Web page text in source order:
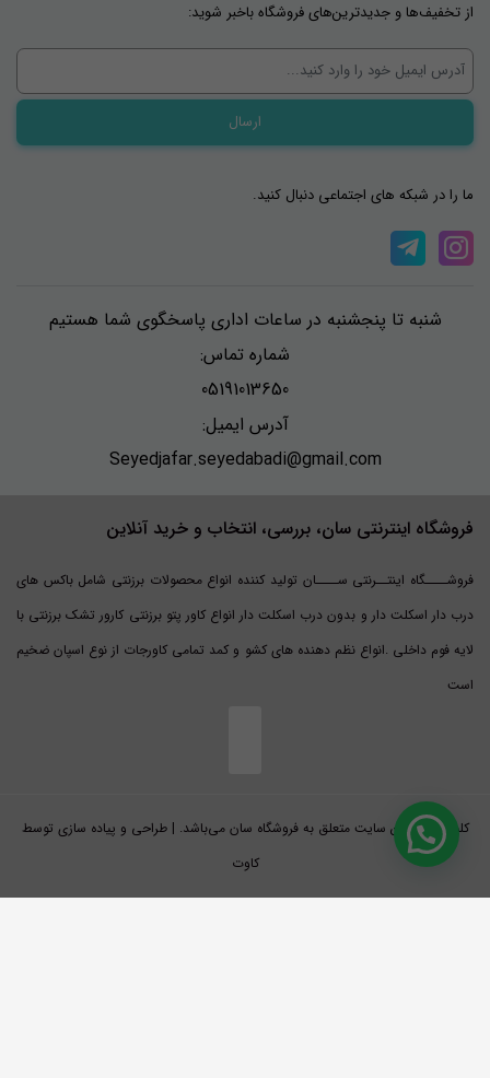
از تخفیف‌ها و جدیدترین‌های فروشگاه باخبر شوید:
ما را در شبکه های اجتماعی دنبال کنید.
شنبه تا پنجشنبه در ساعات اداری پاسخگوی شما هستیم
شماره تماس:
05191013650
آدرس ایمیل:
Seyedjafar.seyedabadi@gmail.com
فروشگاه اینترنتی سان، بررسی، انتخاب و خرید آنلاین
فروشــــگاه اینتــرنتی ســــان تولید کننده انواع محصولات برزنتی شامل باکس های
درب دار اسکلت دار و بدون درب اسکلت دار انواع کاور پتو برزنتی کارور تشک برزنتی با
لایه فوم داخلی .انواع نظم دهنده های کشو و کمد تمامی کاورجات از نوع اسپان ضخیم
است
کلیه حقوق این سایت متعلق به فروشگاه سان می‌باشد. | طراحی و پیاده سازی توسط
کاوت